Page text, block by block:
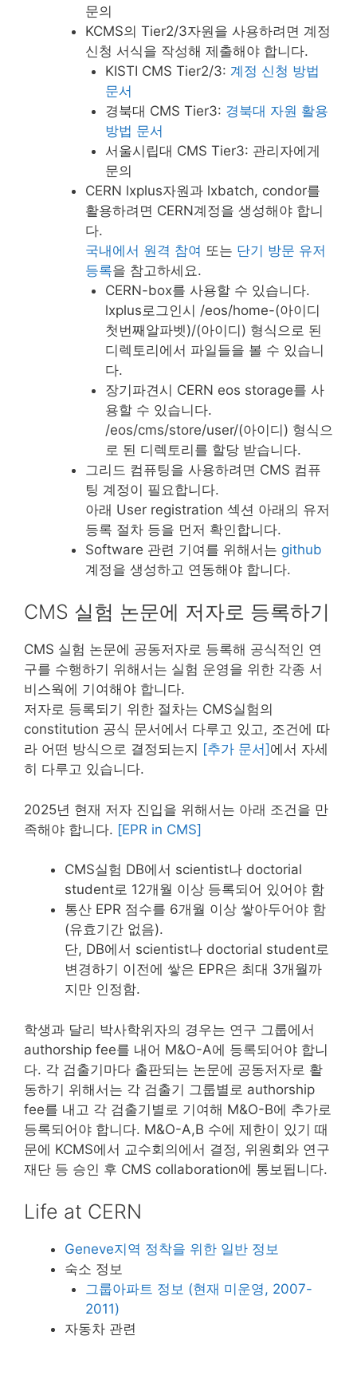
문의
KCMS의 Tier2/3자원을 사용하려면 계정
신청 서식을 작성해 제출해야 합니다.
KISTI CMS Tier2/3: 계정 신청 방법
문서
경북대 CMS Tier3: 경북대 자원 활용
방법 문서
서울시립대 CMS Tier3: 관리자에게
문의
CERN lxplus자원과 lxbatch, condor를
활용하려면 CERN계정을 생성해야 합니
다.
국내에서 원격 참여 또는 단기 방문 유저
등록을 참고하세요.
CERN-box를 사용할 수 있습니다.
lxplus로그인시 /eos/home-(아이디
첫번째알파벳)/(아이디) 형식으로 된
디렉토리에서 파일들을 볼 수 있습니
다.
장기파견시 CERN eos storage를 사
용할 수 있습니다.
/eos/cms/store/user/(아이디) 형식으
로 된 디렉토리를 할당 받습니다.
그리드 컴퓨팅을 사용하려면 CMS 컴퓨
팅 계정이 필요합니다.
아래 User registration 섹션 아래의 유저
등록 절차 등을 먼저 확인합니다.
Software 관련 기여를 위해서는 github
계정을 생성하고 연동해야 합니다.
CMS 실험 논문에 저자로 등록하기
CMS 실험 논문에 공동저자로 등록해 공식적인 연
구를 수행하기 위해서는 실험 운영을 위한 각종 서
비스웍에 기여해야 합니다.
저자로 등록되기 위한 절차는 CMS실험의
constitution 공식 문서에서 다루고 있고, 조건에 따
라 어떤 방식으로 결정되는지 [추가 문서] 에서 자세
히 다루고 있습니다.
2025년 현재 저자 진입을 위해서는 아래 조건을 만
족해야 합니다. [EPR in CMS]
CMS실험 DB에서 scientist나 doctorial
student로 12개월 이상 등록되어 있어야 함
통산 EPR 점수를 6개월 이상 쌓아두어야 함
(유효기간 없음).
단, DB에서 scientist나 doctorial student로
변경하기 이전에 쌓은 EPR은 최대 3개월까
지만 인정함.
학생과 달리 박사학위자의 경우는 연구 그룹에서
authorship fee를 내어 M&O-A에 등록되어야 합니
다. 각 검출기마다 출판되는 논문에 공동저자로 활
동하기 위해서는 각 검출기 그룹별로 authorship
fee를 내고 각 검출기별로 기여해 M&O-B에 추가로
등록되어야 합니다. M&O-A,B 수에 제한이 있기 때
문에 KCMS에서 교수회의에서 결정, 위원회와 연구
재단 등 승인 후 CMS collaboration에 통보됩니다.
Life at CERN
Geneve지역 정착을 위한 일반 정보
숙소 정보
그룹아파트 정보 (현재 미운영, 2007-
2011)
자동차 관련